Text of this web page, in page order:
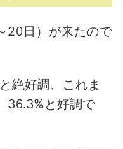
20日）が来たので
絶好調、これま
36.3%と好調で